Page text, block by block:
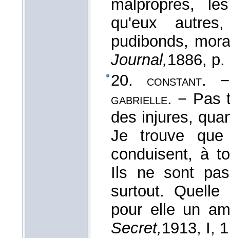
malpropres,
qu'eux
pudibonds,
Journal,1886, p.
20. constant. −
gabrielle. − Pas
des injures,
Je trouve
conduisent, à
Ils ne sont
surtout.
pour elle un
Secret,1913, I,